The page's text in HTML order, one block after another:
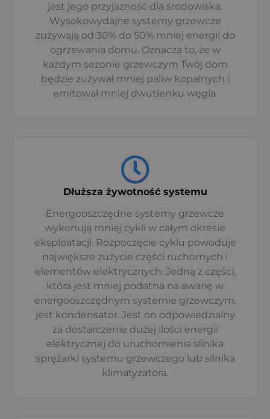
jest jego przyjazność dla środowiska.
Wysokowydajne systemy grzewcze
zużywają od 30% do 50% mniej energii do
ogrzewania domu. Oznacza to, że w
każdym sezonie grzewczym Twój dom
będzie zużywał mniej paliw kopalnych i
emitował mniej dwutlenku węgla.
Dłuższa żywotność systemu
Energooszczędne systemy grzewcze
wykonują mniej cykli w całym okresie
eksploatacji. Rozpoczęcie cyklu powoduje
największe zużycie części ruchomych i
elementów elektrycznych. Jedną z części,
która jest mniej podatna na awarię w
energooszczędnym systemie grzewczym,
jest kondensator. Jest on odpowiedzialny
za dostarczenie dużej ilości energii
elektrycznej do uruchomienia silnika
sprężarki systemu grzewczego lub silnika
klimatyzatora.